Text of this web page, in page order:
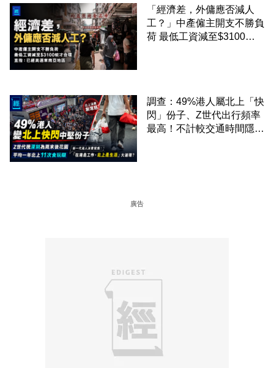
「經濟差，外傭應否減人
工？」中產僱主開支不勝負
荷 最低工資減至$3100蚊
調查：49%港人屬北上「快
閃」份子、Z世代出行頻率
最高！不計較交通時間隱形
廣告